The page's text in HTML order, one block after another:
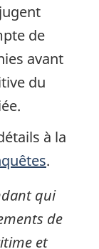
de
avant
du
à la
.
qui
de
et